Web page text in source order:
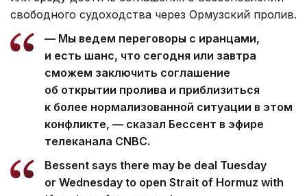
свободного судоходства через Ормузский пролив.
— Мы ведем переговоры с иранцами,
и есть шанс, что сегодня или завтра
сможем заключить соглашение
об открытии пролива и приблизиться
к более нормализованной ситуации в этом
конфликте, — сказал Бессент в эфире
телеканала CNBC.
Bessent says there may be deal Tuesday
or Wednesday to open Strait of Hormuz with